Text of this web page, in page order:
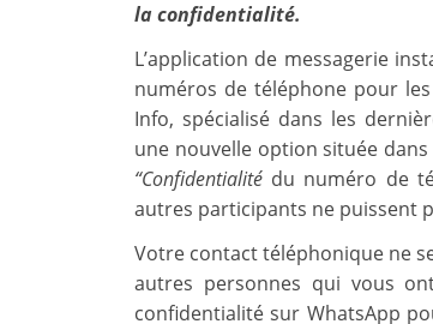
la confidentialité.
L’application de messagerie
numéros de téléphone pour
Info, spécialisé dans les
une nouvelle option située dans
“Confidentialité du numéro de
autres participants ne puissent
Votre contact téléphonique ne
autres personnes qui vous
confidentialité sur WhatsApp